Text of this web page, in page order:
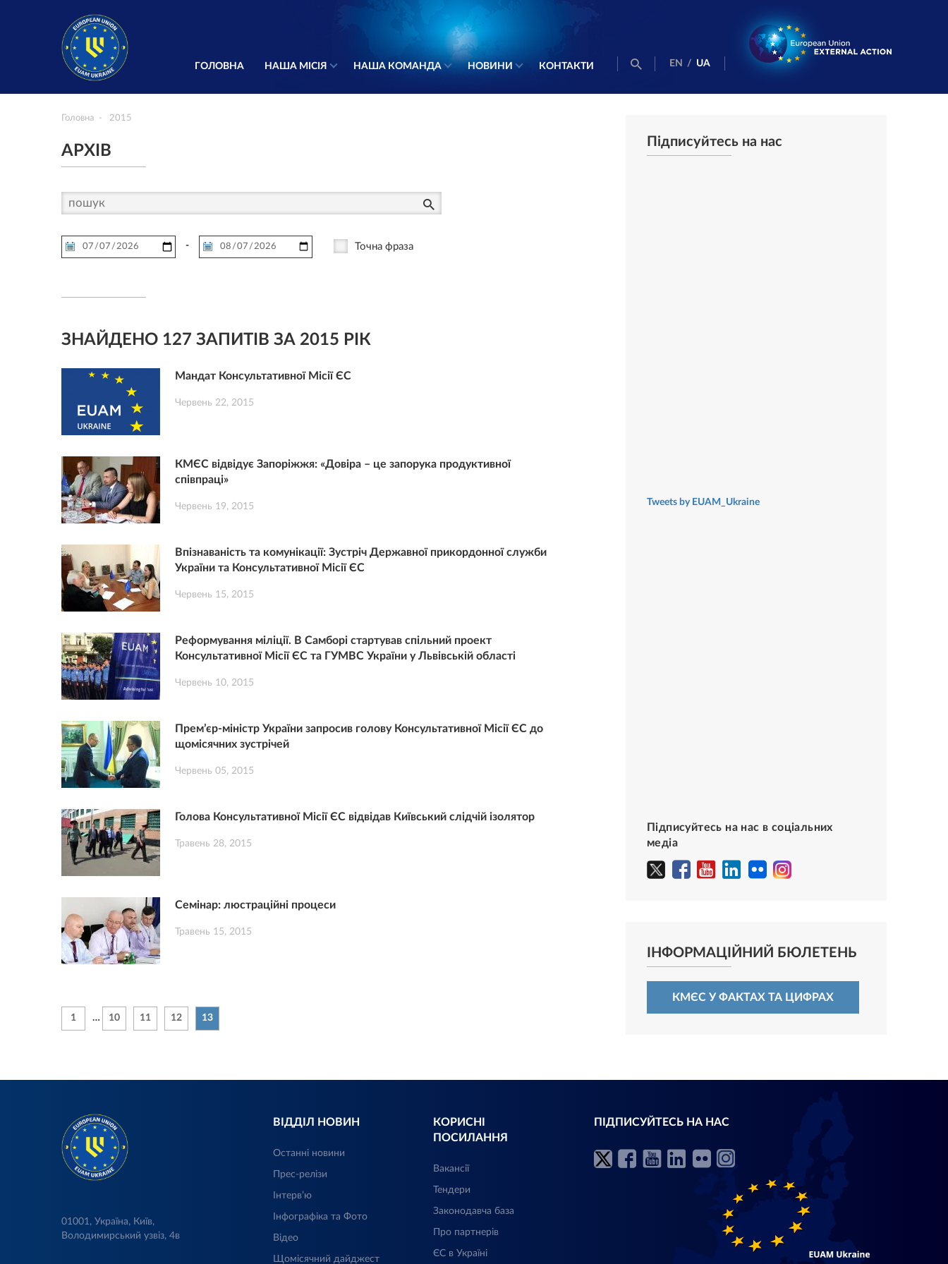
ГОЛОВНА НАША МІСІЯ НАША КОМАНДА НОВИНИ КОНТАКТИ EN / UA
Головна 2015
АРХІВ
- Точна фраза
ЗНАЙДЕНО 127 ЗАПИТІВ ЗА 2015 РІК
Мандат Консультативної Місії ЄС
Червень 22, 2015
КМЄС відвідує Запоріжжя: «Довіра – це запорука продуктивної
співпраці»
Червень 19, 2015
Впізнаваність та комунікації: Зустріч Державної прикордонної служби
України та Консультативної Місії ЄС
Червень 15, 2015
Реформування міліції. В Самборі стартував спільний проект
Консультативної Місії ЄС та ГУМВС України у Львівській області
Червень 10, 2015
Прем’єр-міністр України запросив голову Консультативної Місії ЄС до
щомісячних зустрічей
Червень 05, 2015
Голова Консультативної Місії ЄС відвідав Київський слідчій ізолятор
Травень 28, 2015
Cемінар: люстраційні процеси
Травень 15, 2015
1 … 10 11 12 13
Підписуйтесь на нас
Tweets by EUAM_Ukraine
Підписуйтесь на нас в соціальних
медіа
ІНФОРМАЦІЙНИЙ БЮЛЕТЕНЬ
КМЄС У ФАКТАХ ТА ЦИФРАХ
01001, Україна, Київ,
Володимирський узвіз, 4в
ВІДДІЛ НОВИН
Останні новини
Прес-релізи
Інтерв’ю
Інфографіка та Фото
Відео
Щомісячний дайджест
КОРИСНІ
ПОСИЛАННЯ
Вакансії
Тендери
Законодавча база
Про партнерів
ЄС в Україні
ПІДПИСУЙТЕСЬ НА НАС